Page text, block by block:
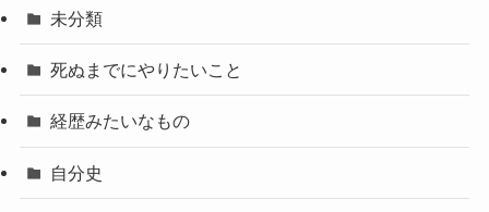
未分類
死ぬまでにやりたいこと
経歴みたいなもの
自分史